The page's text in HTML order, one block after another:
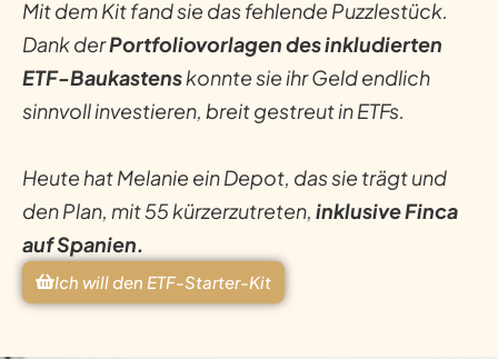
Mit dem Kit fand sie das fehlende Puzzlestück.
Dank derPortfoliovorlagen des inkludierten
ETF-Baukastenskonnte sie ihr Geld endlich
sinnvoll investieren, breit gestreut in ETFs.
Heute hat Melanie ein Depot, das sie trägt und
den Plan, mit 55 kürzerzutreten, inklusive Finca
auf Spanien.
Ich will den ETF-Starter-Kit